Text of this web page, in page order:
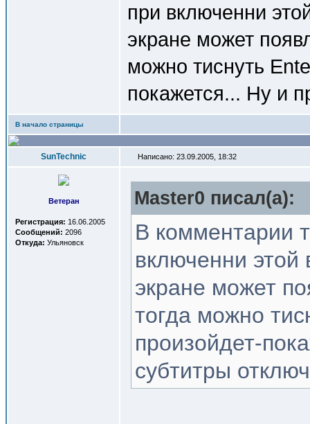
при включенни
экране может
можно тиснуть
покажется... Ну и
В начало страницы
SunTechnic Написано: 23.09.2005, 18:32
Ветеран
Регистрация: 16.06.2005
Сообщений: 2096
Откуда: Ульяновск
Master0 писал(a):
В комментарии
включенни
экране может
тогда можно
произойдет-
субтитры